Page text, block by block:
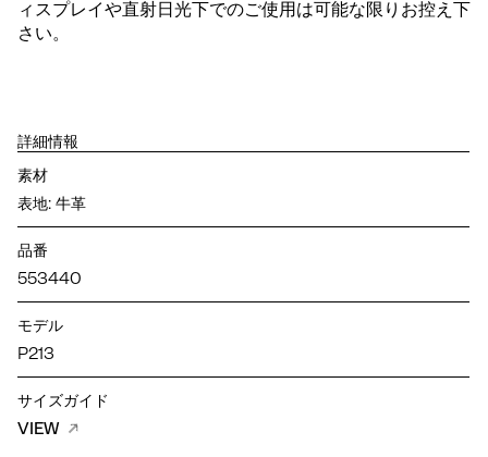
ィスプレイや直射日光下でのご使用は可能な限りお控え下
さい。
詳細情報
素材
表地: 牛革
品番
553440
モデル
P213
サイズガイド
VIEW